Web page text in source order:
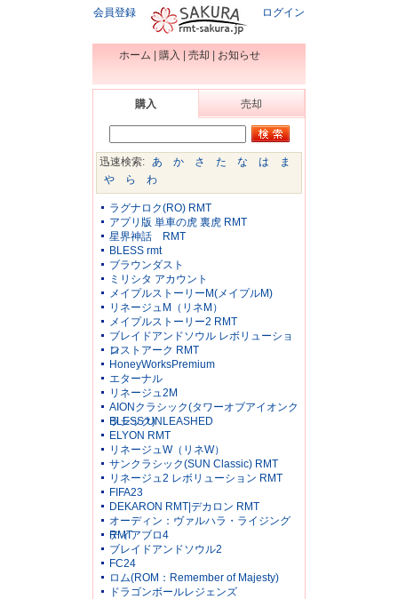
会員登録 ログイン
ホーム 購入 売却 お知らせ
購入 売却
迅速検索: あ か さ た な は
ま
や
ら わ
ラグナロク(RO) RMT
アプリ版 単車の虎 裏虎 RMT
星界神話 RMT
BLESS rmt
ブラウンダスト
ミリシタ アカウント
メイプルストーリーM(メイプルM)
リネージュM（リネM）
メイプルストーリー2 RMT
ブレイドアンドソウル レボリューショ
ン
ロストアーク RMT
HoneyWorksPremium
エターナル
リネージュ2M
AIONクラシック(タワーオブアイオンク
ラシック)
BLESS UNLEASHED
ELYON RMT
リネージュW（リネW）
サンクラシック(SUN Classic) RMT
リネージュ2 レボリューション RMT
FIFA23
DEKARON RMT|デカロン RMT
オーディン：ヴァルハラ・ライジング
RMT
ディアブロ4
ブレイドアンドソウル2
FC24
ロム(ROM：Remember of Majesty)
ドラゴンボールレジェンズ